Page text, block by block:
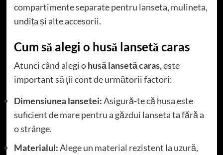
compartimente separate pentru lanseta, mulineta,
undița și alte accesorii.
Cum să alegi o husă lansetă caras
Atunci când alegi ohusă lansetă caras, este
important să ții cont de următorii factori:
Dimensiunea lansetei:Asigură-te că husa este
suficient de mare pentru a găzdui lanseta ta fără a
o strânge.
Materialul:Alege un material rezistent la uzură,